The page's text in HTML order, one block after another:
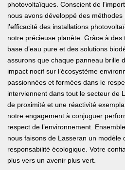
photovoltaïques. Conscient de
nous avons développé des
l’efficacité des installations
notre précieuse planète. Grâce à
base d’eau pure et des solutions
assurons que chaque panneau brille
impact nocif sur l’écosystème
passionnées et formées dans le
interviennent dans tout le secteur de
de proximité et une réactivité
notre engagement à conjuguer
respect de l’environnement.
nous faisons de Lasseran un modèle
responsabilité écologique. Votre
plus vers un avenir plus vert.